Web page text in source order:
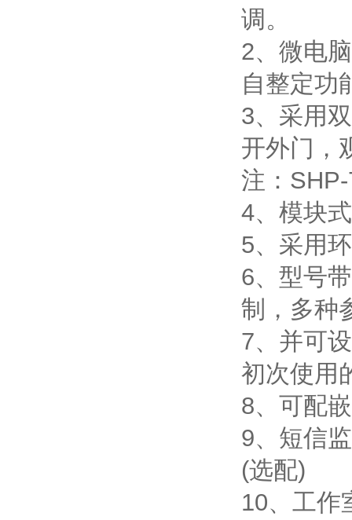
调。
2、微电
自整定功
3、采用
开外门，
注：
4、模块
5、采用
6、型号
制，多种
7、并可
初次使用
8、可配
9、短信
(选配)
10、工作